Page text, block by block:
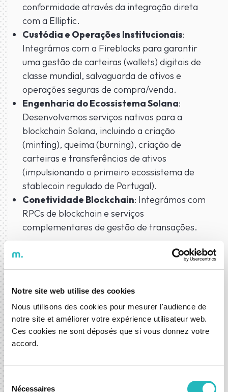
Notre site web utilise des cookies
Nous utilisons des cookies pour mesurer l'audience de
notre site et améliorer votre expérience utilisateur web.
Ces cookies ne sont déposés que si vous donnez votre
accord.
Nécessaires
conformidade através da integração direta
com a Elliptic.
Custódia e Operações Institucionais:
Integrámos com a Fireblocks para garantir
uma gestão de carteiras (wallets) digitais de
classe mundial, salvaguarda de ativos e
operações seguras de compra/venda.
Engenharia do Ecossistema Solana:
Desenvolvemos serviços nativos para a
blockchain Solana, incluindo a criação
(minting), queima (burning), criação de
carteiras e transferências de ativos
(impulsionando o primeiro ecossistema de
stablecoin regulado de Portugal).
Conetividade Blockchain: Integrámos com
RPCs de blockchain e serviços
complementares de gestão de transações.
Na Interseção da Banca,
Blockchain e Integração
Empresarial
Este projeto é um excelente exemplo da
capacidade única da DXspark para operar na
complexa interseção entre a Banca, a Blockchain
e a Integração Empresarial. Não nos limitamos a
construir tecnologia inovadora; garantimos que